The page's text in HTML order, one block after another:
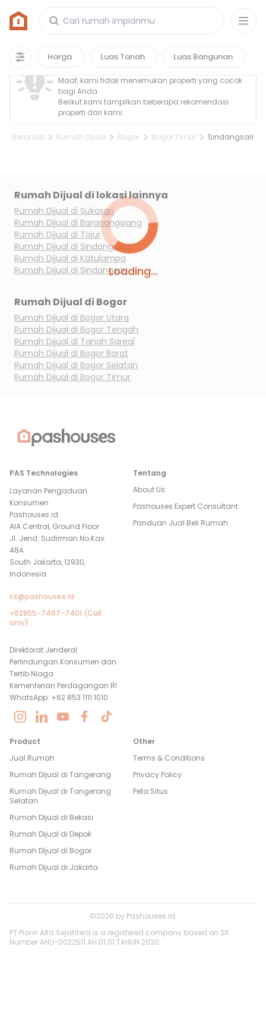
Harga Luas Tanah Luas Bangunan
Loading...
Rumah di Sindangsari, Bogor
0properti
Property Tidak Ditemukan
Maaf, kami tidak menemukan properti yang cocok
bagi Anda.
Berikut kami tampilkan beberapa rekomendasi
properti dari kami.
Beranda Rumah Dijual Bogor Bogor Timur Sindangsari
Rumah Dijual di lokasi lainnya
Rumah Dijual di Sukasari
Rumah Dijual di Baranangsiang
Rumah Dijual di Tajur
Rumah Dijual di Sindangrasa
Rumah Dijual di Katulampa
Rumah Dijual di Sindangsari
Rumah Dijual di Bogor
Rumah Dijual di Bogor Utara
Rumah Dijual di Bogor Tengah
Rumah Dijual di Tanah Sareal
Rumah Dijual di Bogor Barat
Rumah Dijual di Bogor Selatan
Rumah Dijual di Bogor Timur
PAS Technologies
Layanan Pengaduan
Konsumen
Pashouses.id
AIA Central, Ground Floor
Jl. Jend. Sudirman No.Kav.
48A
South Jakarta, 12930,
Indonesia
cs@pashouses.id
+62855-7467-7401 (Call
only)
Direktorat Jenderal
Perlindungan Konsumen dan
Tertib Niaga
Kementerian Perdagangan RI
WhatsApp: +62 853 1111 1010
Tentang
About Us
Pashouses Expert Consultant
Panduan Jual Beli Rumah
Product
Jual Rumah
Rumah Dijual di Tangerang
Rumah Dijual di Tangerang
Selatan
Rumah Dijual di Bekasi
Rumah Dijual di Depok
Rumah Dijual di Bogor
Rumah Dijual di Jakarta
Other
Terms & Conditions
Privacy Policy
Peta Situs
©2026 by Pashouses.id.
PT Pionir Alfa Sejahtera is a registered company based on SK
Number AHU-0022511.AH.01.01.TAHUN 2020.